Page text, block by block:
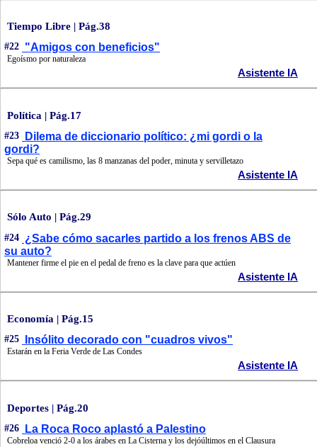
Tiempo Libre | Pág.38
#22 "Amigos con beneficios"
Egoísmo por naturaleza
Asistente IA
Política | Pág.17
#23
Dilema de diccionario político: ¿mi gordi o la
gordi?
Sepa qué es camilismo, las 8 manzanas del poder, minuta y servilletazo
Asistente IA
Sólo Auto | Pág.29
#24 ¿Sabe cómo sacarles partido a los frenos ABS de
su auto?
Mantener firme el pie en el pedal de freno es la clave para que actúen
Asistente IA
Economía | Pág.15
#25 Insólito decorado con "cuadros vivos"
Estarán en la Feria Verde de Las Condes
Asistente IA
Deportes | Pág.20
#26 La Roca Roco aplastó a Palestino
Cobreloa venció 2-0 a los árabes en La Cisterna y los dejóúltimos en el Clausura